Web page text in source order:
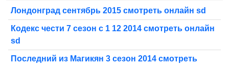
Лондонград сентябрь 2015 смотреть онлайн sd
Кодекс чести 7 сезон с 1 12 2014 смотреть онлайн
sd
Последний из Магикян 3 сезон 2014 смотреть